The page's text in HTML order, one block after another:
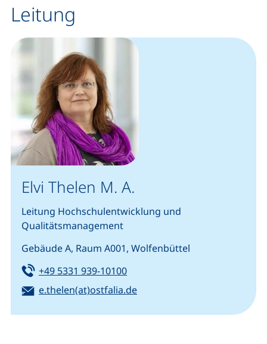
Leitung
Elvi Thelen M. A.
Leitung Hochschulentwicklung und
Qualitätsmanagement
Gebäude A, Raum A001, Wolfenbüttel
Tel:
+49 5331 939-10100(startet einen Telefonanruf,
E-Mail:
e.thelen(at)ostfalia.de(öffnet Ihr E-Mail-Programm)